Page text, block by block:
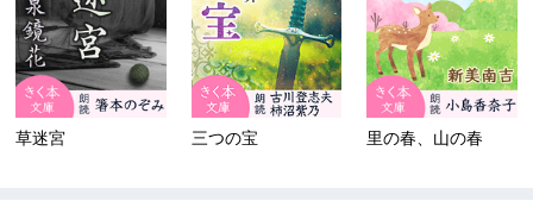
草迷宮 三つの宝 里の春、山の春